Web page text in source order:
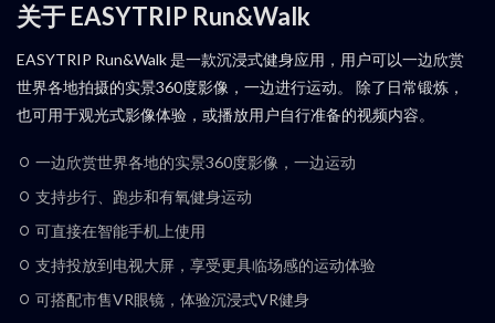
关于 EASYTRIP Run&Walk
EASYTRIP Run&Walk 是一款沉浸式健身应用，用户可以一边欣赏
世界各地拍摄的实景360度影像，一边进行运动。 除了日常锻炼，
也可用于观光式影像体验，或播放用户自行准备的视频内容。
一边欣赏世界各地的实景360度影像，一边运动
支持步行、跑步和有氧健身运动
可直接在智能手机上使用
支持投放到电视大屏，享受更具临场感的运动体验
可搭配市售VR眼镜，体验沉浸式VR健身